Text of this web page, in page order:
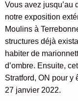
Vous avez jusqu’au
notre exposition
Moulins à
structures déjà
habiter de
d’ombre. Ensuite,
Stratford, ON pour y
27 janvier 2022.